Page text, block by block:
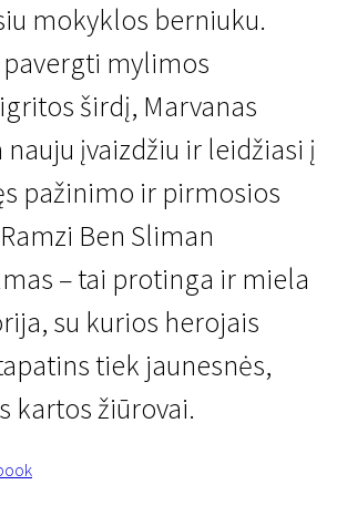
| V - visai šeimai
mokyklos berniuku.
mylimos
širdį, Marvanas
įvaizdžiu ir leidžiasi į
pažinimo ir pirmosios
Ben Sliman
– tai protinga ir miela
su kurios herojais
tiek jaunesnės,
kartos žiūrovai.